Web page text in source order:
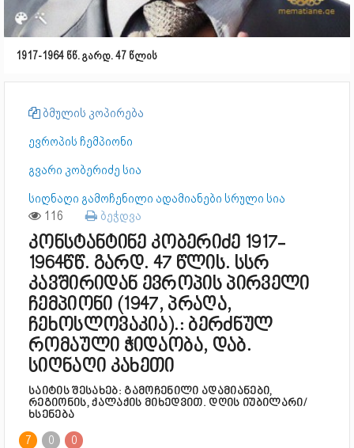
1917-1964 წწ. გარდ. 47 წლის
ბმულის კოპირება
ევროპის ჩემპიონი
გვარი კობერიძე სია
სიღნაღი გამოჩენილი ადამიანები სრული სია
116 ბეჭდვა
კონსტანტინე კობერიძე 1917-
1964წწ. გარდ. 47 წლის. სსრ
კავშირიდან ევროპის პირველი
ჩემპიონი (1947, პრაღა,
ჩეხოსლოვაკია).: ბერძნულ
რომაული ჭიდაობა, დაბ.
სიღნაღი კახეთი
საიტის შესახებ: გამოჩენილი ადამიანები,
რეგიონის, ქალაქის მიხედვით. დღის იუბილარი/
ხსენება
7 0
0